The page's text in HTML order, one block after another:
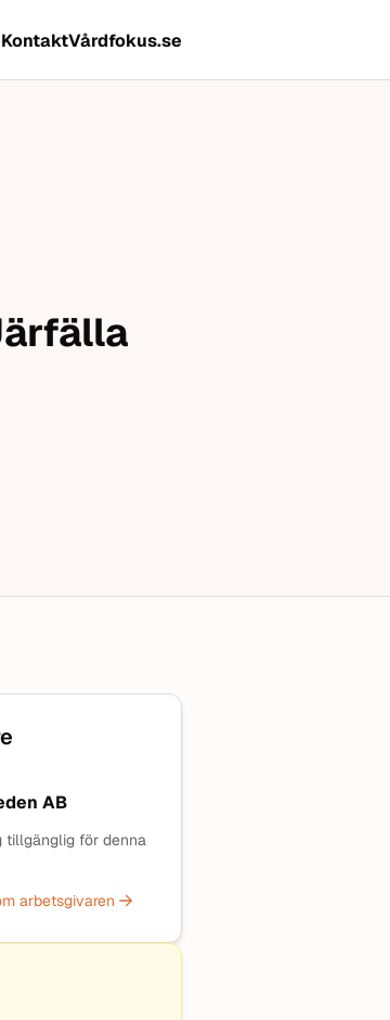
KontaktVårdfokus.se
AB
tillgänglig för denna
arbetsgivaren